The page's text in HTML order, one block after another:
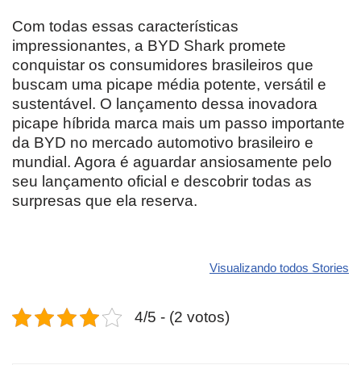
Com todas essas características
impressionantes, a BYD Shark promete
conquistar os consumidores brasileiros que
buscam uma picape média potente, versátil e
sustentável. O lançamento dessa inovadora
picape híbrida marca mais um passo importante
da BYD no mercado automotivo brasileiro e
mundial. Agora é aguardar ansiosamente pelo
seu lançamento oficial e descobrir todas as
surpresas que ela reserva.
Visualizando todos Stories
2025!
Dodge pode ter
de emoção
que
4/5 - (2 votos)